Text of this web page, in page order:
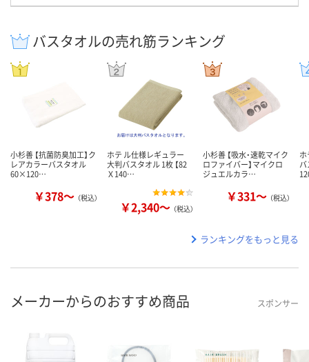
バスタオルの売れ筋ランキング
小杉善 【抗菌防臭加工】ク
レアカラーバスタオル
60×120…
￥378～ （税込）
ホテ ル仕様レギュラー
大判バスタオル 1枚 【82
Ｘ140…
￥2,340～ （税込）
小杉善 【吸水・速乾マイク
ロファイバー】マイクロ
ジュエルカラ…
￥331～ （税込）
バ
ランキングをもっと見る
メーカーからのおすすめ商品 スポンサー